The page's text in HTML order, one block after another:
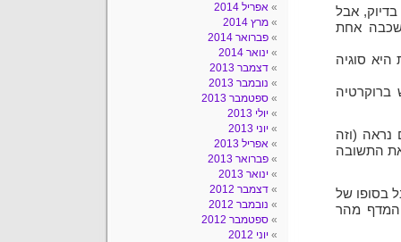
אבל
אחת
היא סוגיה
ברוקרטיה
(וזה
התשובה
בסופו של
המדף מהר
אפריל 2014
מרץ 2014
פברואר 2014
ינואר 2014
דצמבר 2013
נובמבר 2013
ספטמבר 2013
יולי 2013
יוני 2013
אפריל 2013
פברואר 2013
ינואר 2013
דצמבר 2012
נובמבר 2012
ספטמבר 2012
יוני 2012